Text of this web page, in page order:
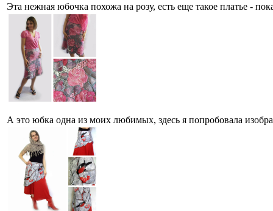
Эта нежная юбочка похожа на розу, есть еще такое платье -
А это юбка одна из моих любимых, здесь я попробовала